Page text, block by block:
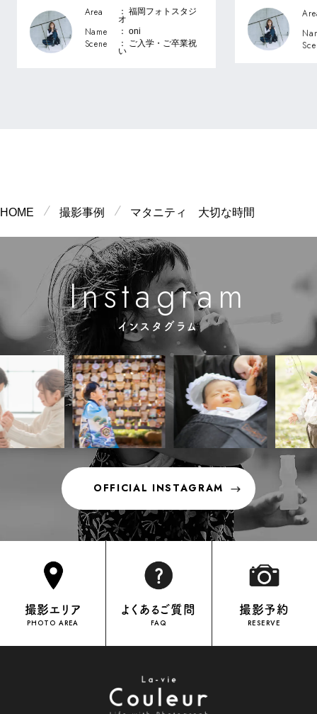
Area ： 福岡フォトスタジ
オ
Name ： oni
Scene ： ご入学・ご卒業祝
い
HOME 撮影事例 マタニティ 大切な時間
Instagram
インスタグラム
OFFICIAL INSTAGRAM
OFFICIAL INSTAGRAM
撮影エリア
PHOTO AREA
よくあるご質問
FAQ
撮影予約
RESERVE